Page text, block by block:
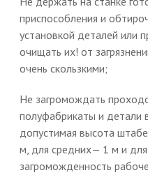
приспособления и
установкой деталей или
очищать их! от
очень скользкими;
Не загромождать
полуфабрикаты и детали
допустимая высота
м, для средних— 1 м и
загроможденность